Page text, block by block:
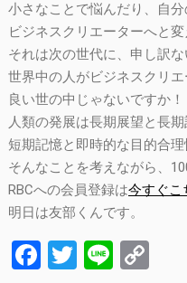
小さなことで悩んだり、自
ビジネスクリエーターへと
それは次の世代に、申し訳
世界中の人がビジネスクリエ
良い世の中じゃないですか！
人類の発展は長期展望と長
短期記憶と即時的な目的合
そんなことを考えながら、
RBCへの会員登録は今すぐこ
明日は友部くんです。
Facebook
Twitter
Line